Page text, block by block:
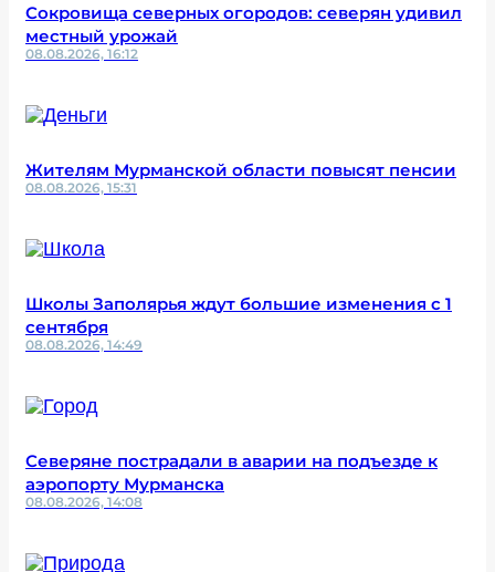
Сокровища северных огородов: северян удивил
местный урожай
08.08.2026, 16:12
Жителям Мурманской области повысят пенсии
08.08.2026, 15:31
Школы Заполярья ждут большие изменения с 1
сентября
08.08.2026, 14:49
Северяне пострадали в аварии на подъезде к
аэропорту Мурманска
08.08.2026, 14:08